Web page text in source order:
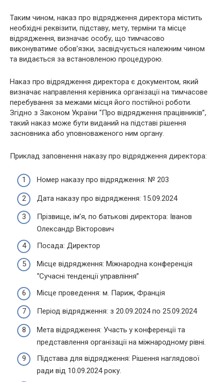
Таким чином, наказ про відрядження директора містить
необхідні реквізити, підставу, мету, терміни та місце
відрядження, визначає особу, що тимчасово
виконуватиме обов’язки, засвідчується належним чином
та видається за встановленою процедурою.
Наказ про відрядження директора є документом, який
визначає направлення керівника організації на тимчасове
перебування за межами місця його постійної роботи.
Згідно з Законом України “Про відрядження працівників”,
такий наказ може бути виданий на підставі рішення
засновника або уповноваженого ним органу.
Приклад заповнення наказу про відрядження директора:
Номер наказу про відрядження: № 203
Дата наказу про відрядження: 15.09.2024
Прізвище, ім’я, по батькові директора: Іванов
Олександр Вікторович
Посада: Директор
Місце відрядження: Міжнародна конференція
“Сучасні тенденції управління”
Місце проведення: м. Париж, Франція
Період відрядження: з 20.09.2024 по 25.09.2024
Мета відрядження: Участь у конференції та
представлення організації на міжнародному рівні.
Підстава для відрядження: Рішення наглядової
ради від 10.09.2024 року.